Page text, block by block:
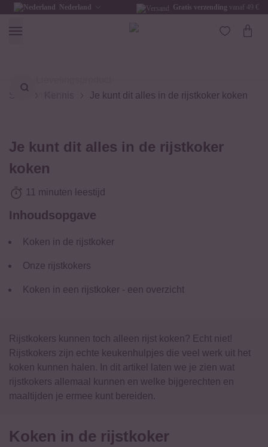
Nederland Gratis verzending vanaf 49 €
vinden ...
Je kunt dit alles in de rijstkoker koken
Je kunt dit alles in de rijstkoker
koken
11 minuten leestijd
Inhoudsopgave
Koken in de rijstkoker
Onze rijstkokers
Koken in een rijstkoker - een overzicht
Rijstkokers kunnen toch alleen rijst koken? Echt niet!
Rijstkokers zijn echte keukenhulpjes die veel werk uit het
koken kunnen halen. In dit artikel laten we je zien wat
rijstkokers allemaal kunnen en welke bijgerechten en
maaltijden je ermee kunt bereiden.
Koken in de rijstkoker